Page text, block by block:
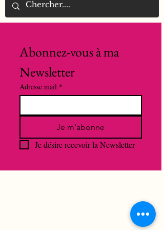
Abonnez-vous à ma
Newsletter
Adresse mail *
Je m'abonne
Je désire recevoir la Newsletter